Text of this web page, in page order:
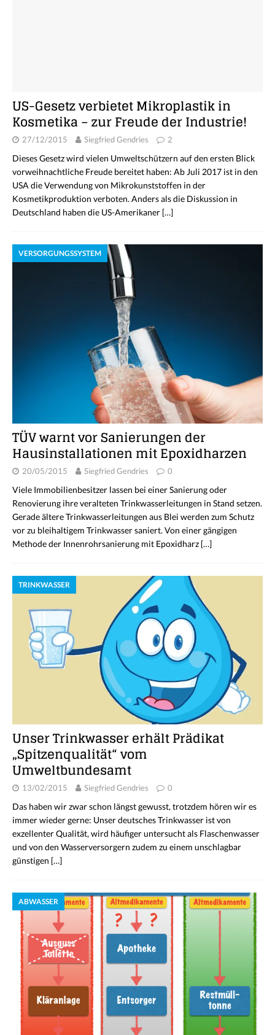
US-Gesetz verbietet Mikroplastik in
Kosmetika – zur Freude der Industrie!
27/12/2015 Siegfried Gendries 2
Dieses Gesetz wird vielen Umweltschützern auf den ersten Blick
vorweihnachtliche Freude bereitet haben: Ab Juli 2017 ist in den
USA die Verwendung von Mikrokunststoffen in der
Kosmetikproduktion verboten. Anders als die Diskussion in
Deutschland haben die US-Amerikaner […]
VERSORGUNGSSYSTEM
TÜV warnt vor Sanierungen der
Hausinstallationen mit Epoxidharzen
20/05/2015 Siegfried Gendries 0
Viele Immobilienbesitzer lassen bei einer Sanierung oder
Renovierung ihre veralteten Trinkwasserleitungen in Stand setzen.
Gerade ältere Trinkwasserleitungen aus Blei werden zum Schutz
vor zu bleihaltigem Trinkwasser saniert. Von einer gängigen
Methode der Innenrohrsanierung mit Epoxidharz […]
TRINKWASSER
Unser Trinkwasser erhält Prädikat
„Spitzenqualität“ vom
Umweltbundesamt
13/02/2015 Siegfried Gendries 0
Das haben wir zwar schon längst gewusst, trotzdem hören wir es
immer wieder gerne: Unser deutsches Trinkwasser ist von
exzellenter Qualität, wird häufiger untersucht als Flaschenwasser
und von den Wasserversorgern zudem zu einem unschlagbar
günstigen […]
ABWASSER